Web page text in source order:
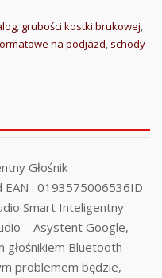
, grubości kostki brukowej,
na podjazd, schody
Głośnik
EAN : 0193575006536ID
Smart Inteligentny
– Asystent Google,
głośnikiem Bluetooth
problemem będzie,